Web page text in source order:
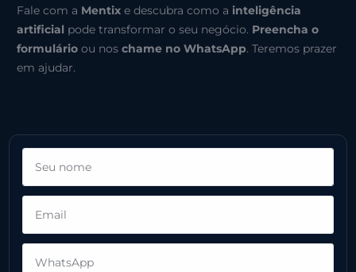
Fale com a Mentix e descubra como a inteligência
artificial pode transformar o seu negócio. Preencha o
formulário ou noschame no WhatsApp. Teremos prazer
em ajudar.